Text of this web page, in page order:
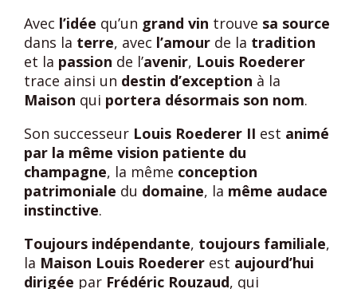
Avec l’idée qu’un grand vin trouve sa source
dans la terre, avec l’amour de la tradition
et la passion de l’avenir, Louis Roederer
trace ainsi un destin d’exception à la
Maison qui portera désormais son nom.
Son successeur Louis Roederer II est animé
par la même vision patiente du
champagne, la même conception
patrimoniale du domaine, la même audace
instinctive.
Toujours indépendante, toujours familiale,
la Maison Louis Roederer est aujourd’hui
dirigée par Frédéric Rouzaud, qui